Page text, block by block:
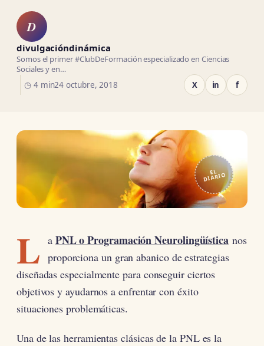
D
divulgacióndinámica
Somos el primer #ClubDeFormación especializado en Ciencias
Sociales y en…
◷ 4 min24 octubre, 2018 X in f
EL
DIARIO
L a PNL o Programación Neurolingüísticanos
proporciona un gran abanico de estrategias
diseñadas especialmente para conseguir ciertos
objetivos y ayudarnos a enfrentar con éxito
situaciones problemáticas.
Una de las herramientas clásicas de la PNL es la